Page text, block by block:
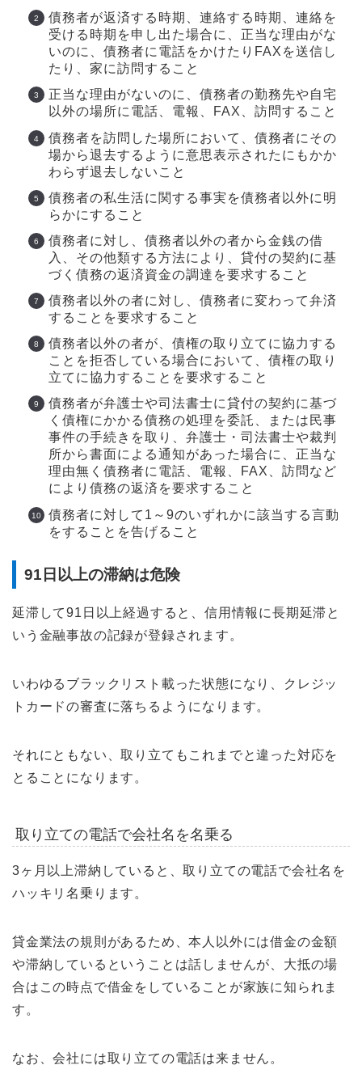
債務者が返済する時期、連絡する時期、連絡を
受ける時期を申し出た場合に、正当な理由がな
いのに、債務者に電話をかけたりFAXを送信し
たり、家に訪問すること
正当な理由がないのに、債務者の勤務先や自宅
以外の場所に電話、電報、FAX、訪問すること
債務者を訪問した場所において、債務者にその
場から退去するように意思表示されたにもかか
わらず退去しないこと
債務者の私生活に関する事実を債務者以外に明
らかにすること
債務者に対し、債務者以外の者から金銭の借
入、その他類する方法により、貸付の契約に基
づく債務の返済資金の調達を要求すること
債務者以外の者に対し、債務者に変わって弁済
することを要求すること
債務者以外の者が、債権の取り立てに協力する
ことを拒否している場合において、債権の取り
立てに協力することを要求すること
債務者が弁護士や司法書士に貸付の契約に基づ
く債権にかかる債務の処理を委託、または民事
事件の手続きを取り、弁護士・司法書士や裁判
所から書面による通知があった場合に、正当な
理由無く債務者に電話、電報、FAX、訪問など
により債務の返済を要求すること
債務者に対して1～9のいずれかに該当する言動
をすることを告げること
91日以上の滞納は危険
延滞して91日以上経過すると、信用情報に長期延滞と
いう金融事故の記録が登録されます。
いわゆるブラックリスト載った状態になり、クレジッ
トカードの審査に落ちるようになります。
それにともない、取り立てもこれまでと違った対応を
とることになります。
取り立ての電話で会社名を名乗る
3ヶ月以上滞納していると、取り立ての電話で会社名を
ハッキリ名乗ります。
貸金業法の規則があるため、本人以外には借金の金額
や滞納しているということは話しませんが、大抵の場
合はこの時点で借金をしていることが家族に知られま
す。
なお、会社には取り立ての電話は来ません。